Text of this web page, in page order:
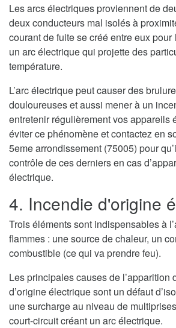
Les arcs électriques proviennent de
deux conducteurs mal isolés à
courant de fuite se créé entre eux
un arc électrique qui projette des
température.
L’arc électrique peut causer des
douloureuses et aussi mener à un
entretenir régulièrement vos appareils
éviter ce phénomène et contactez en
5eme arrondissement (75005) pour
contrôle de ces derniers en cas
électrique.
4. Incendie d'origine
Trois éléments sont indispensables à
flammes : une source de chaleur, un
combustible (ce qui va prendre feu).
Les principales causes de l’apparition
d’origine électrique sont un défaut
une surcharge au niveau de
court-circuit créant un arc électrique.